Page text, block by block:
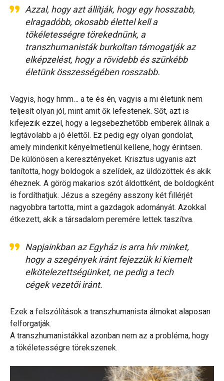
Azzal, hogy azt állítják, hogy egy hosszabb,
elragadóbb, okosabb élettel kell a
tökéletességre törekednünk, a
transzhumanisták burkoltan támogatják az
elképzelést, hogy a rövidebb és szürkébb
életünk összességében rosszabb.
Vagyis, hogy hmm… a te és én, vagyis a mi életünk nem
teljesít olyan jól, mint amit ők lefestenek. Sőt, azt is
kifejezik ezzel, hogy a legsebezhetőbb emberek állnak a
legtávolabb a jó élettől. Ez pedig egy olyan gondolat,
amely mindenkit kényelmetlenül kellene, hogy érintsen.
De különösen a keresztényeket. Krisztus ugyanis azt
tanította, hogy boldogok a szelídek, az üldözöttek és akik
éheznek. A görög makarios szót áldottként, de boldogként
is fordíthatjuk. Jézus a szegény asszony két fillérjét
nagyobbra tartotta, mint a gazdagok adományát. Azokkal
étkezett, akik a társadalom peremére lettek taszítva.
Napjainkban az Egyház is arra hív minket,
hogy a szegények iránt fejezzük ki kiemelt
elkötelezettségünket, ne pedig a tech
cégek vezetői iránt.
Ezek a felszólítások a transzhumanista álmokat alaposan
felforgatják.
A transzhumanistákkal azonban nem az a probléma, hogy
a tökéletességre törekszenek.